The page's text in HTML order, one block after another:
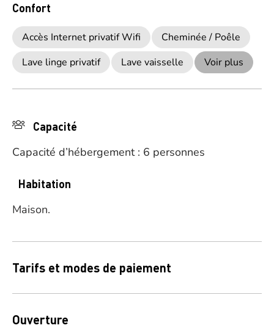
Confort
Accès Internet privatif Wifi
Cheminée / Poêle
Lave linge privatif
Lave vaisselle Voir plus
Capacité
Capacité d’hébergement : 6 personnes
Habitation
Maison.
Tarifs et modes de paiement
Ouverture